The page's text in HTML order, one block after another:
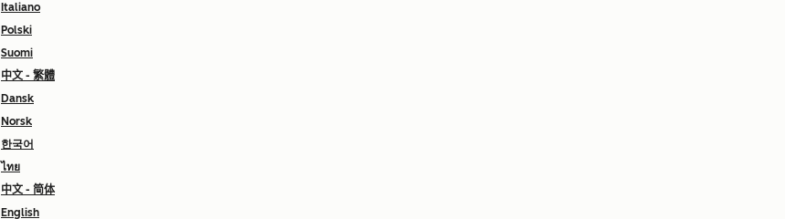
Italiano
Polski
Suomi
中文 - 繁體
Dansk
Norsk
한국어
ไทย
中文 - 简体
English